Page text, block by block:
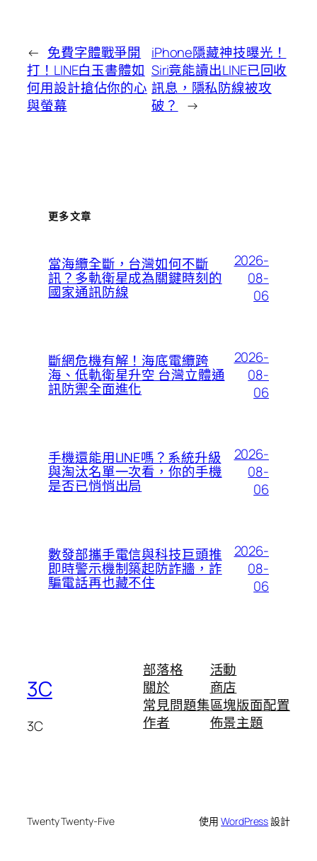
← 免費字體戰爭開
打！LINE白玉書體如
何用設計搶佔你的心
與螢幕
iPhone隱藏神技曝光！
Siri竟能讀出LINE已回收
訊息，隱私防線被攻
破？
→
更多文章
當海纜全斷，台灣如何不斷
訊？多軌衛星成為關鍵時刻的
國家通訊防線
2026-
08-
06
斷網危機有解！海底電纜跨
海、低軌衛星升空 台灣立體通
訊防禦全面進化
2026-
08-
06
手機還能用LINE嗎？系統升級
與淘汰名單一次看，你的手機
是否已悄悄出局
2026-
08-
06
數發部攜手電信與科技巨頭推
即時警示機制築起防詐牆，詐
騙電話再也藏不住
2026-
08-
06
3C
3C
部落格
關於
常見問題集
作者
活動
商店
區塊版面配置
佈景主題
Twenty Twenty-Five 使用WordPress設計